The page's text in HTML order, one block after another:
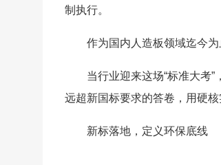
制执行。
作为国内人造板领域迄今
当行业迎来这场“标准大考
远超新国标要求的答卷，用硬
新标落地，定义环保底线